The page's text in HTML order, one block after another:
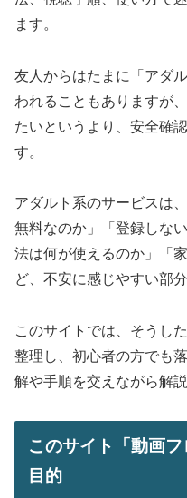
ます。
友人からはたまに「アダ
われることもありますが
たいというより、安全確
す。
アダルト系のサービスは
無料なのか」「登録しな
法は何が使えるのか」「
ど、不安に感じやすい部
このサイトでは、そうし
整理し、初心者の方でも
解や手順を交えながら解
このサイト「動画
目的